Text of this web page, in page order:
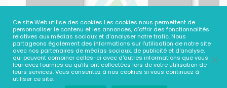
Ce site Web utilise des cookies Les cookies nous permettent de
personnaliser le contenu et les annonces, d'offrir des fonctionnalités
relatives aux médias sociaux et d'analyser notre trafic. Nous
partageons également des informations sur l'utilisation de notre site
avec nos partenaires de médias sociaux, de publicité et d'analyse,
qui peuvent combiner celles-ci avec d'autres informations que vous
leur avez fournies ou qu'ils ont collectées lors de votre utilisation de
leurs services. Vous consentez à nos cookies si vous continuez à
utiliser ce site.